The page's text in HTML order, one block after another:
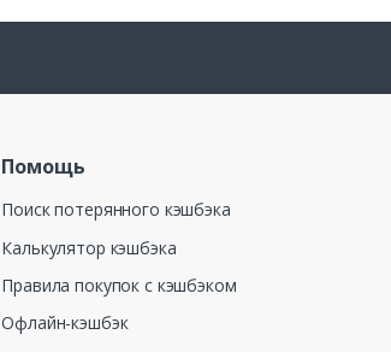
Помощь
Поиск потерянного кэшбэка
Калькулятор кэшбэка
Правила покупок с кэшбэком
Офлайн-кэшбэк